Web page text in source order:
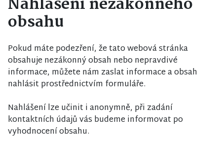
obsahu
Pokud máte podezření, že tato webová stránka
obsahuje nezákonný obsah nebo nepravdivé
informace, můžete nám zaslat informace a obsah
nahlásit prostřednictvím formuláře.
Nahlášení lze učinit i anonymně, při zadání
kontaktních údajů vás budeme informovat po
vyhodnocení obsahu.